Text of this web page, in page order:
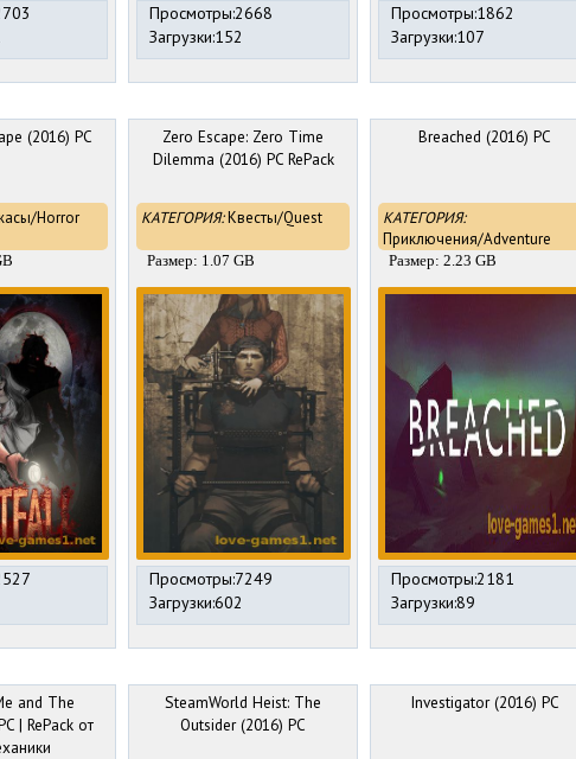
Просмотры:2668
Загрузки:152
Просмотры:1862
Загрузки:107
(2016) PC
Horror
Zero Escape: Zero Time
Dilemma (2016) PC RePack
КАТЕГОРИЯ:Квесты/Quest
Размер: 1.07 GB
Просмотры:7249
Загрузки:602
Breached (2016) PC
КАТЕГОРИЯ:
Приключения/Adventure
Размер: 2.23 GB
Просмотры:2181
Загрузки:89
and The
| RePack от
SteamWorld Heist: The
Outsider (2016) PC
Investigator (2016) PC